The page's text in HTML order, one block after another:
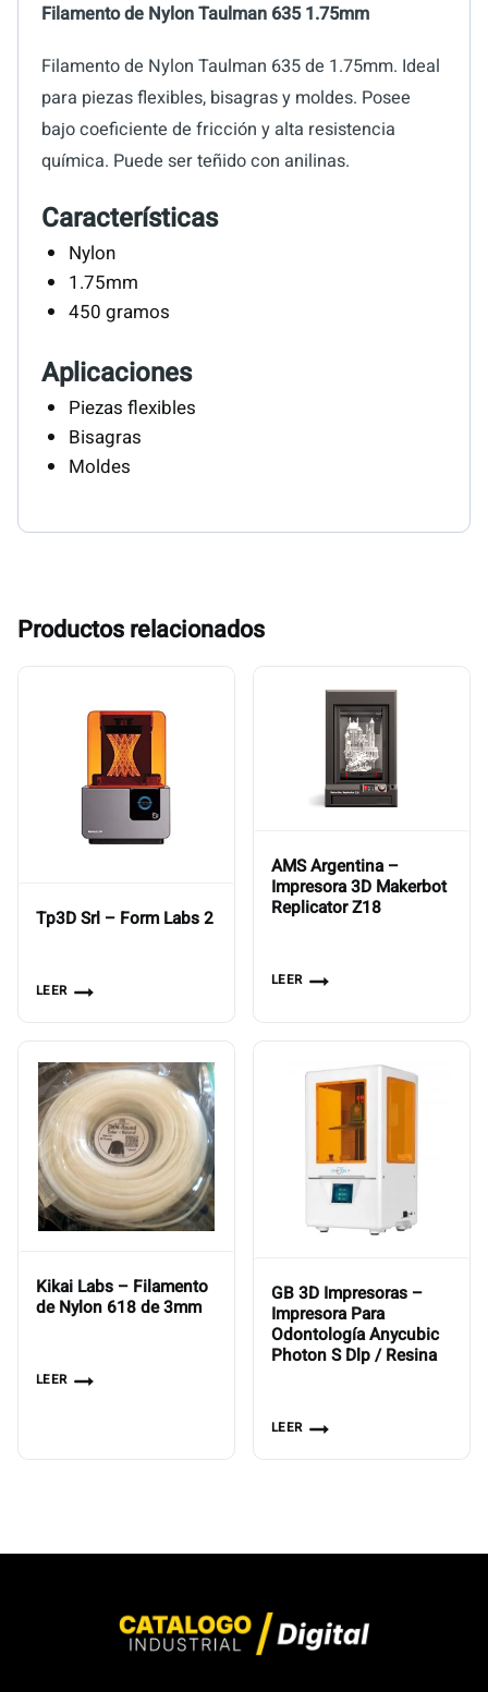
Filamento de Nylon Taulman 635 1.75mm
Filamento de Nylon Taulman 635 de 1.75mm. Ideal
para piezas flexibles, bisagras y moldes. Posee
bajo coeficiente de fricción y alta resistencia
química. Puede ser teñido con anilinas.
Características
Nylon
1.75mm
450 gramos
Aplicaciones
Piezas flexibles
Bisagras
Moldes
Productos relacionados
Tp3D Srl – Form Labs 2
LEER
AMS Argentina –
Impresora 3D Makerbot
Replicator Z18
LEER
Kikai Labs – Filamento
de Nylon 618 de 3mm
LEER
GB 3D Impresoras –
Impresora Para
Odontología Anycubic
Photon S Dlp / Resina
LEER